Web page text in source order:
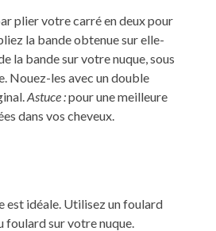
plier votre carré en deux pour
la bande obtenue sur elle-
la bande sur votre nuque, sous
Nouez-les avec un double
Astuce :pour une meilleure
dans vos cheveux.
est idéale. Utilisez un foulard
foulard sur votre nuque.